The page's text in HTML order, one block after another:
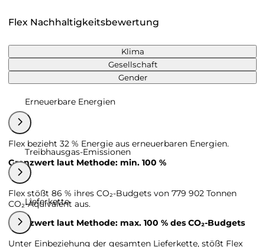
Flex Nachhaltigkeitsbewertung
Klima
Gesellschaft
Gender
Erneuerbare Energien
Flex bezieht 32 % Energie aus erneuerbaren Energien.
Grenzwert laut Methode: min. 100 %
Treibhausgas-Emissionen
Flex stößt 86 % ihres CO₂-Budgets von 779 902 Tonnen
CO₂-Äquivalent aus.
Grenzwert laut Methode: max. 100 % des CO₂-Budgets
Lieferkette
Unter Einbeziehung der gesamten Lieferkette, stößt Flex